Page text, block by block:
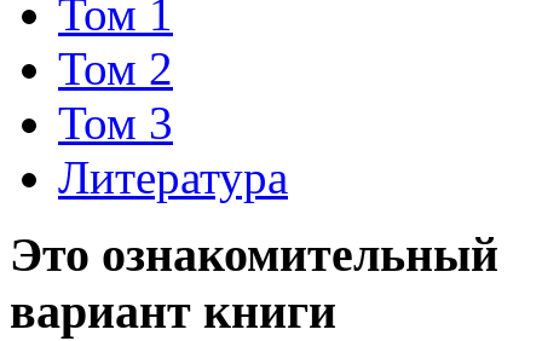
Том 1
Том 2
Том 3
Литература
Это ознакомительный
вариант книги